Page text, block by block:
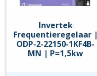
Invertek
Frequentieregelaar |
ODP-2-22150-1KF4B-
MN | P=1,5kw